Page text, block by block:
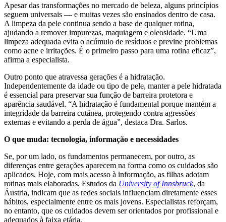
Apesar das transformações no mercado de beleza, alguns princípios
seguem universais — e muitas vezes são ensinados dentro de casa.
A limpeza da pele continua sendo a base de qualquer rotina,
ajudando a remover impurezas, maquiagem e oleosidade. “Uma
limpeza adequada evita o acúmulo de resíduos e previne problemas
como acne e irritações. É o primeiro passo para uma rotina eficaz”,
afirma a especialista.
Outro ponto que atravessa gerações é a hidratação.
Independentemente da idade ou tipo de pele, manter a pele hidratada
é essencial para preservar sua função de barreira protetora e
aparência saudável. “A hidratação é fundamental porque mantém a
integridade da barreira cutânea, protegendo contra agressões
externas e evitando a perda de água”, destaca Dra. Sarlos.
O que muda: tecnologia, informação e necessidades
Se, por um lado, os fundamentos permanecem, por outro, as
diferenças entre gerações aparecem na forma como os cuidados são
aplicados. Hoje, com mais acesso à informação, as filhas adotam
rotinas mais elaboradas. Estudos da University of Innsbruck, da
Áustria, indicam que as redes sociais influenciam diretamente esses
hábitos, especialmente entre os mais jovens. Especialistas reforçam,
no entanto, que os cuidados devem ser orientados por profissional e
adequados à faixa etária.